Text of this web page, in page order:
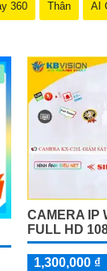
360 Thân AI
CAMERA IP
FULL HD
1,300,000 ₫